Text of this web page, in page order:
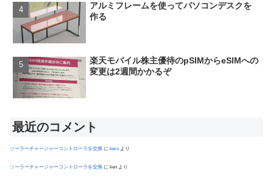
アルミフレームを使ってパソコンデスクを
作る
楽天モバイル株主優待のpSIMからeSIMへの
変更は2週間かかるぞ
最近のコメント
ソーラーチャージャーコントローラを交換 に kero より
ソーラーチャージャーコントローラを交換 に ken より